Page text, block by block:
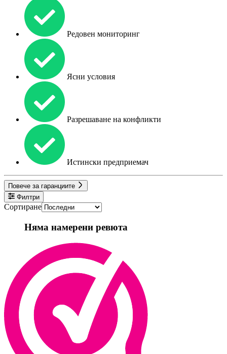
Редовен мониторинг
Ясни условия
Разрешаване на конфликти
Истински предприемач
Повече за гаранциите
Филтри
Сортиране
Няма намерени ревюта